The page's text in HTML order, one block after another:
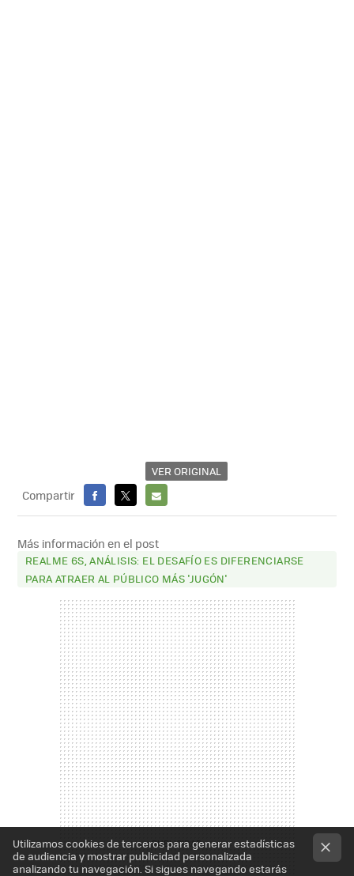
VER ORIGINAL
Compartir
FACEBOOK
X
E-
MAIL
Más información en el post
REALME 6S, ANÁLISIS: EL DESAFÍO ES DIFERENCIARSE
PARA ATRAER AL PÚBLICO MÁS 'JUGÓN'
Utilizamos cookies de terceros para generar estadísticas
de audiencia y mostrar publicidad personalizada
analizando tu navegación. Si sigues navegando estarás